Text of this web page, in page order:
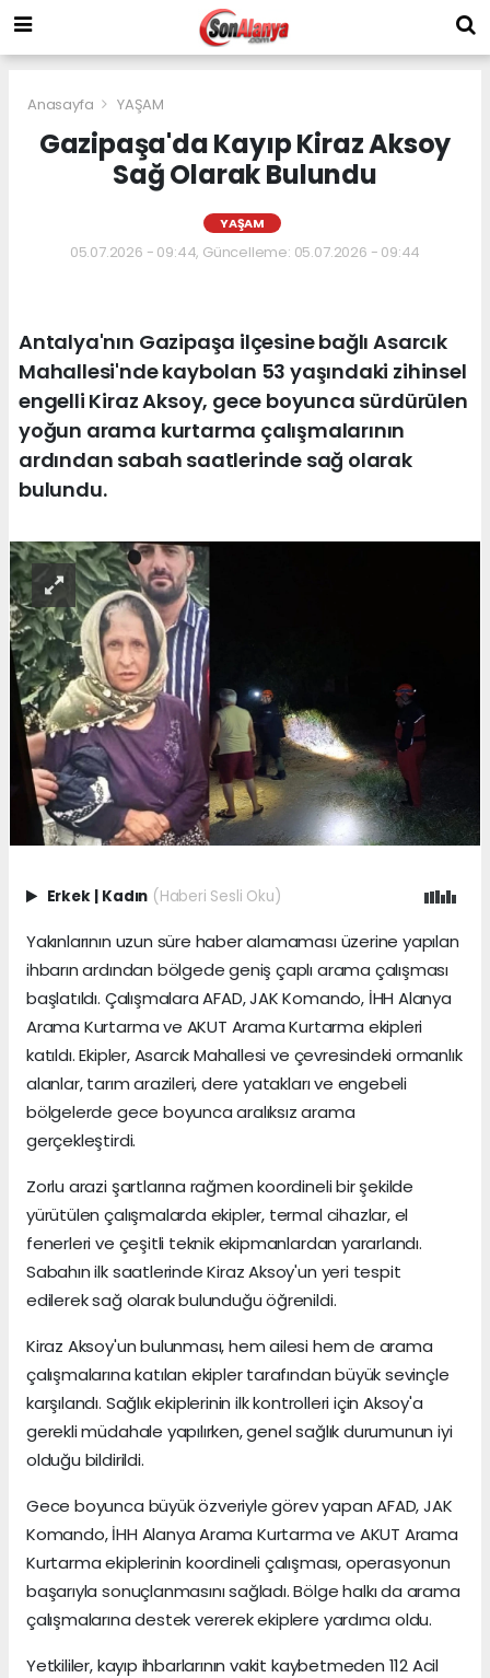
Anasayfa YAŞAM
Gazipaşa'da Kayıp Kiraz Aksoy
Sağ Olarak Bulundu
YAŞAM
05.07.2026 - 09:44, Güncelleme: 05.07.2026 - 09:44
Antalya'nın Gazipaşa ilçesine bağlı Asarcık
Mahallesi'nde kaybolan 53 yaşındaki zihinsel
engelli Kiraz Aksoy, gece boyunca sürdürülen
yoğun arama kurtarma çalışmalarının
ardından sabah saatlerinde sağ olarak
bulundu.
Erkek | Kadın (Haberi Sesli Oku)
Yakınlarının uzun süre haber alamaması üzerine yapılan
ihbarın ardından bölgede geniş çaplı arama çalışması
başlatıldı. Çalışmalara AFAD, JAK Komando, İHH Alanya
Arama Kurtarma ve AKUT Arama Kurtarma ekipleri
katıldı. Ekipler, Asarcık Mahallesi ve çevresindeki ormanlık
alanlar, tarım arazileri, dere yatakları ve engebeli
bölgelerde gece boyunca aralıksız arama
gerçekleştirdi.
Zorlu arazi şartlarına rağmen koordineli bir şekilde
yürütülen çalışmalarda ekipler, termal cihazlar, el
fenerleri ve çeşitli teknik ekipmanlardan yararlandı.
Sabahın ilk saatlerinde Kiraz Aksoy'un yeri tespit
edilerek sağ olarak bulunduğu öğrenildi.
Kiraz Aksoy'un bulunması, hem ailesi hem de arama
çalışmalarına katılan ekipler tarafından büyük sevinçle
karşılandı. Sağlık ekiplerinin ilk kontrolleri için Aksoy'a
gerekli müdahale yapılırken, genel sağlık durumunun iyi
olduğu bildirildi.
Gece boyunca büyük özveriyle görev yapan AFAD, JAK
Komando, İHH Alanya Arama Kurtarma ve AKUT Arama
Kurtarma ekiplerinin koordineli çalışması, operasyonun
başarıyla sonuçlanmasını sağladı. Bölge halkı da arama
çalışmalarına destek vererek ekiplere yardımcı oldu.
Yetkililer, kayıp ihbarlarının vakit kaybetmeden 112 Acil